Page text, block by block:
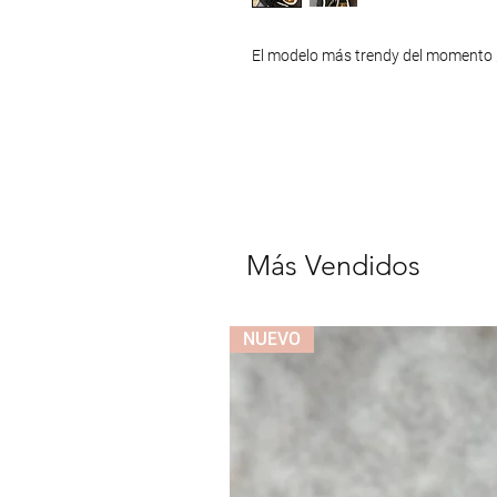
El modelo más trendy del momento
Más Vendidos
NUEVO